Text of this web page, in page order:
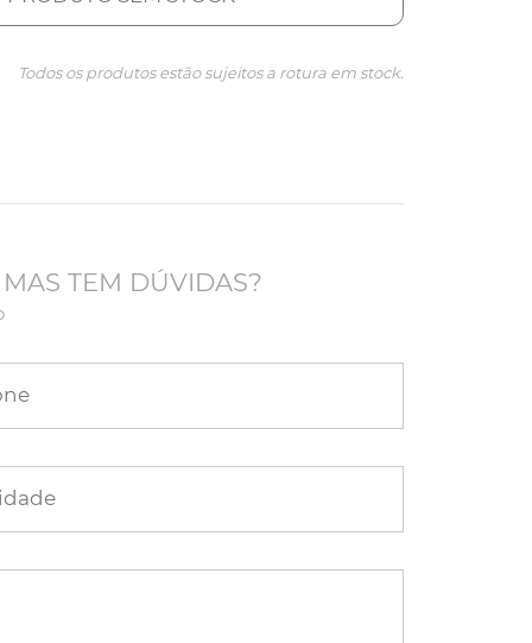
Todos os produtos estão sujeitos a rotura em stock.
TEM DÚVIDAS?